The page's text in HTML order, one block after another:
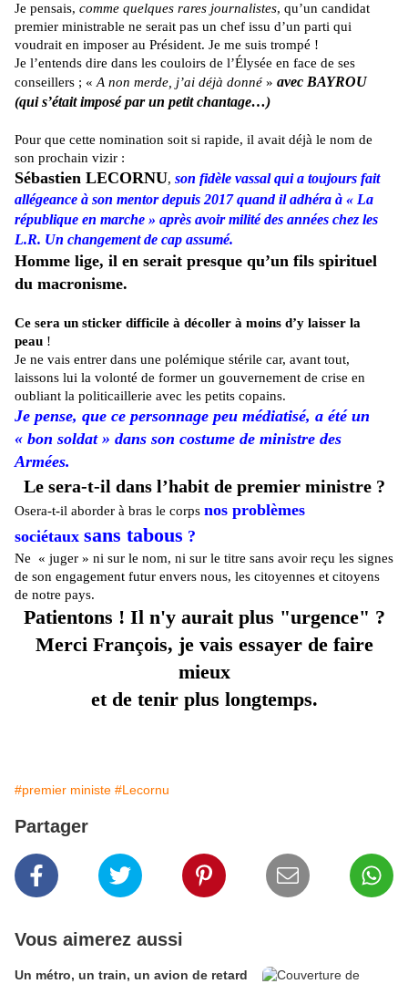
Je pensais, comme quelques rares journalistes, qu’un candidat
premier ministrable ne serait pas un chef issu d’un parti qui
voudrait en imposer au Président. Je me suis trompé !
Je l’entends dire dans les couloirs de l’Élysée en face de ses
conseillers ; « A non merde, j’ai déjà donné » avec BAYROU
(qui s’était imposé par un petit chantage…)
Pour que cette nomination soit si rapide, il avait déjà le nom de
son prochain vizir :
Sébastien LECORNU, son fidèle vassal qui a toujours fait
allégeance à son mentor depuis 2017 quand il adhéra à « La
république en marche » après avoir milité des années chez les
L.R. Un changement de cap assumé.
Homme lige, il en serait presque qu’un fils spirituel
du macronisme.
Ce sera un sticker difficile à décoller à moins d’y laisser la
peau !
Je ne vais entrer dans une polémique stérile car, avant tout,
laissons lui la volonté de former un gouvernement de crise en
oubliant la politicaillerie avec les petits copains.
Je pense, que ce personnage peu médiatisé, a été un
« bon soldat » dans son costume de ministre des
Armées.
Le sera-t-il dans l’habit de premier ministre ?
Osera-t-il aborder à bras le corps nos problèmes
sociétaux sans tabous ?
Ne « juger » ni sur le nom, ni sur le titre sans avoir reçu les signes
de son engagement futur envers nous, les citoyennes et citoyens
de notre pays.
Patientons ! Il n'y aurait plus "urgence" ?
Merci François, je vais essayer de faire
mieux
et de tenir plus longtemps.
#premier ministe #Lecornu
Partager
Vous aimerez aussi
Un métro, un train, un avion de retard